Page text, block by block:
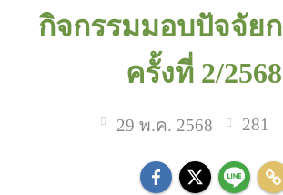
กิจกรรมมอบปัจจัย
ครั้งที่ 2/2568
29 พ.ค. 2568 281